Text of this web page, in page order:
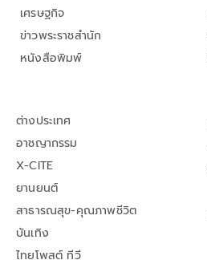
เศรษฐกิจ
ข่าวพระราชสำนัก
หนังสือพิมพ์
ต่างประเทศ
อาชญากรรม
X-CITE
ยานยนต์
สาธารณสุข-คุณภาพชีวิต
บันเทิง
ไทยโพสต์ ทีวี